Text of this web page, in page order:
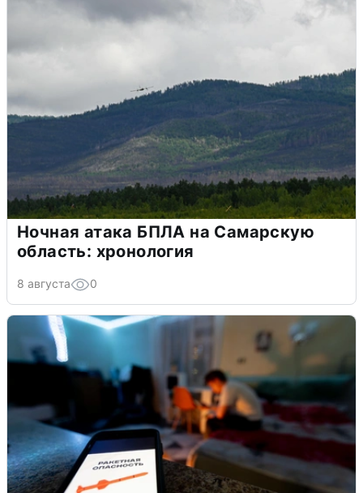
Ночная атака БПЛА на Самарскую
область: хронология
8 августа 0